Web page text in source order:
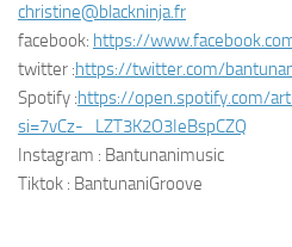
christine@blackninja.fr
facebook: https://
twitter :https://twitter.com/
Spotify :https://open.spotify.com/
si=7vCz-_LZT3K2O3IeBspCZQ
Instagram : Bantunanimusic
Tiktok : BantunaniGroove